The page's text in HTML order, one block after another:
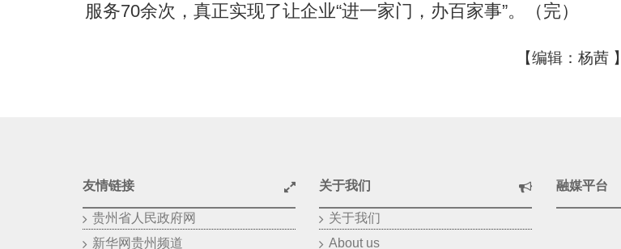
服务70余次，真正实现了让企业“进一家门，办百家事”。（完）
【编辑：杨茜 】
友情链接
贵州省人民政府网
新华网贵州频道
关于我们
关于我们
About us
融媒平台